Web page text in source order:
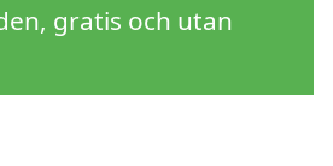
gratis och utan